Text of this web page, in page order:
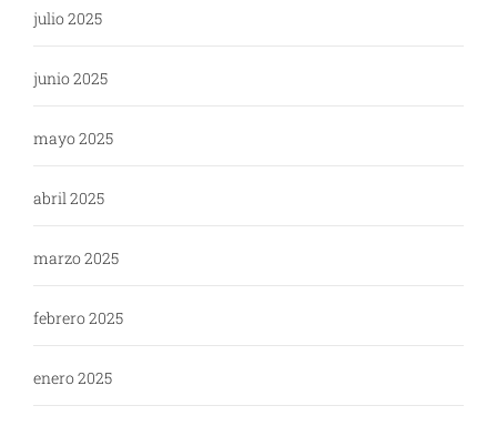
julio 2025
junio 2025
mayo 2025
abril 2025
marzo 2025
febrero 2025
enero 2025